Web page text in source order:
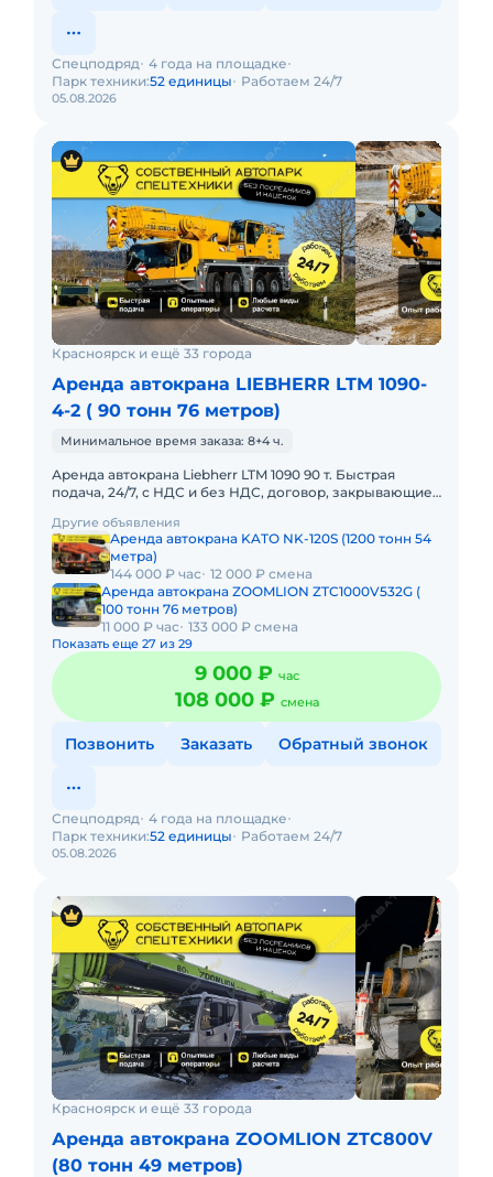
05.08.2026
Спецподряд 4 года на площадке
Парк техники:52 единицы Работаем 24/7
Красноярск и ещё 33 города
Аренда автокрана LIEBHERR LTM 1090-
4-2 ( 90 тонн 76 метров)
Минимальное время заказа: 8+4 ч.
Аренда автокрана Liebherr LTM 1090 90 т. Быстрая
подача, 24/7, с НДС и без НДС, договор, закрывающие
90 ТОННПредо
Другие объявления
Аренда автокрана KATO NK-120S (1200 тонн 54
метра)
144 000 ₽ час
12 000 ₽ смена
Аренда автокрана ZOOMLION ZTC1000V532G (
100 тонн 76 метров)
11 000 ₽ час 133 000 ₽ смена
Показать еще 27 из 29
9 000 ₽ час
108 000 ₽ смена
Позвонить Заказать Обратный звонок
05.08.2026
Спецподряд 4 года на площадке
Парк техники:52 единицы Работаем 24/7
Красноярск и ещё 33 города
Аренда автокрана ZOOMLION ZTC800V
(80 тонн 49 метров)